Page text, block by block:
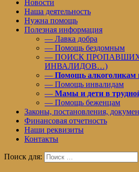
Новости
Наша деятельность
Нужна помощь
Полезная информация
— Лавка добра
— Помощь бездомным
— ПОИСК ПРОПАВШИХ
ИНВАЛИДОВ…)
— Помощь алкоголикам
— Помощь инвалидам
— Мамы и дети в
— Помощь беженцам
Законы, постановления,
Финансовая отчетность
Наши реквизиты
Контакты
Поиск для: